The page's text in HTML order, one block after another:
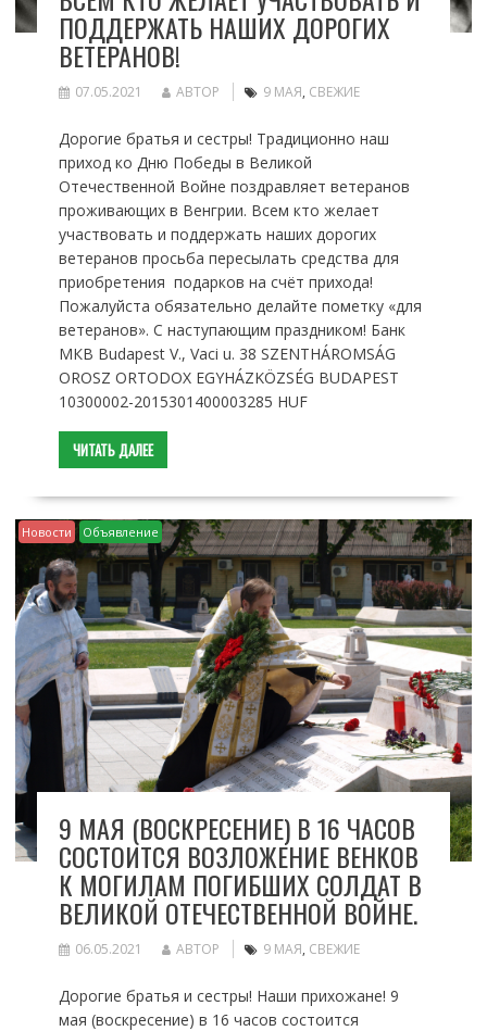
ПОДДЕРЖАТЬ НАШИХ ДОРОГИХ
ВЕТЕРАНОВ!
07.05.2021 АВТОР 9 МАЯ, СВЕЖИЕ
Дорогие братья и сестры! Традиционно наш
приход ко Дню Победы в Великой
Отечественной Войне поздравляет ветеранов
проживающих в Венгрии. Всем кто желает
участвовать и поддержать наших дорогих
ветеранов просьба пересылать средства для
приобретения подарков на счёт прихода!
Пожалуйста обязательно делайте пометку «для
ветеранов». С наступающим праздником! Банк
МКВ Budapest V., Vaci u. 38 SZENTHÁROMSÁG
OROSZ ORTODOX EGYHÁZKÖZSÉG BUDAPEST
10300002-2015301400003285 HUF
ЧИТАТЬ ДАЛЕЕ
Новости Объявление
9 МАЯ (ВОСКРЕСЕНИЕ) В 16 ЧАСОВ
СОСТОИТСЯ ВОЗЛОЖЕНИЕ ВЕНКОВ
К МОГИЛАМ ПОГИБШИХ СОЛДАТ В
ВЕЛИКОЙ ОТЕЧЕСТВЕННОЙ ВОЙНЕ.
06.05.2021 АВТОР 9 МАЯ, СВЕЖИЕ
Дорогие братья и сестры! Наши прихожане! 9
мая (воскресение) в 16 часов состоится